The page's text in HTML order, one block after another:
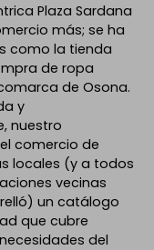
Plaza Sardana
más; se ha
como la tienda
de ropa
de Osona.
y
nuestro
comercio de
locales (y a todos
vecinas
un catálogo
que cubre
del